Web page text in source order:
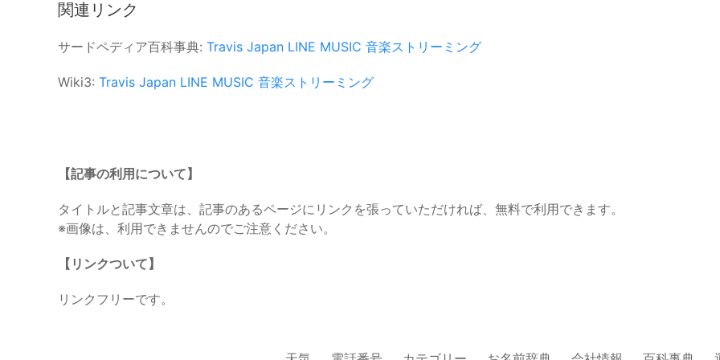
関連リンク
サードペディア百科事典: Travis Japan LINE MUSIC 音楽ストリーミング
Wiki3: Travis Japan LINE MUSIC 音楽ストリーミング
【記事の利用について】
タイトルと記事文章は、記事のあるページにリンクを張っていただければ、無料で利用できます。
※画像は、利用できませんのでご注意ください。
【リンクついて】
リンクフリーです。